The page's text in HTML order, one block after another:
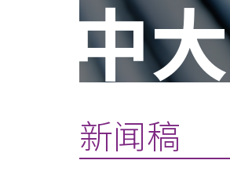
中
新闻稿